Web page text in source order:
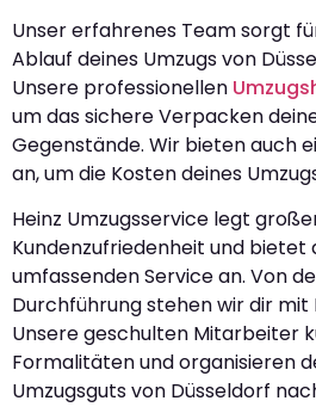
Unser erfahrenes Team sorgt
Ablauf deines Umzugs von
Unsere professionellen
um das sichere Verpacken
Gegenstände. Wir bieten auch
an, um die Kosten deines
Heinz Umzugsservice legt
Kundenzufriedenheit und bietet
umfassenden Service an. Von
Durchführung stehen wir dir mit
Unsere geschulten Mitarbeiter
Formalitäten und organisieren
Umzugsguts von Düsseldorf